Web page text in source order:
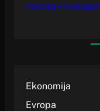
Politika Privatnosti
Ekonomija
Evropa